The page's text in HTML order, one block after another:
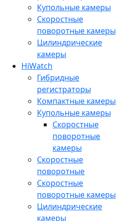
Купольные камеры
Скоростные
поворотные камеры
Цилиндрические
камеры
HiWatch
Гибридные
регистраторы
Компактные камеры
Купольные камеры
Скоростные
поворотные
камеры
Скоростные
поворотные
Скоростные
поворотные камеры
Цилиндрические
камеры